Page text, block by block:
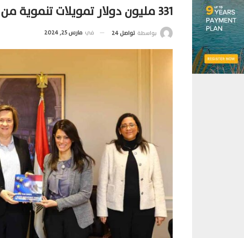
331 مليون دولار تمويلات تنموية من فرنسا للقطاع الخاص خلال 3 سنوات
بواسطة تواصل 24 في مارس 25, 2024